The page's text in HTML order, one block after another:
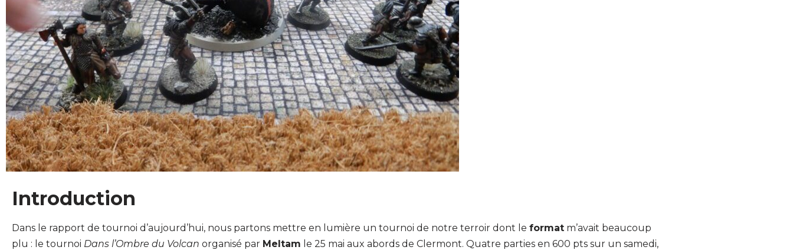
Introduction
Dans le rapport de tournoi d’aujourd’hui, nous partons mettre en lumière un tournoi de notre terroir dont le format m’avait beaucoup
plu : le tournoi Dans l’Ombre du Volcan organisé par Meltam le 25 mai aux abords de Clermont. Quatre parties en 600 pts sur un samedi,